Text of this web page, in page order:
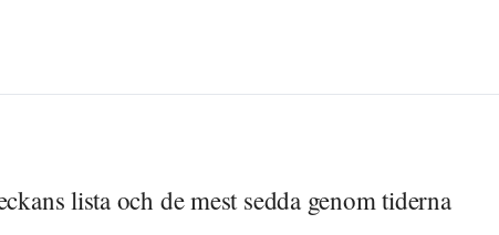
lista och de mest sedda genom tiderna